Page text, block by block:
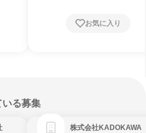
お気に入り
いる募集
株式会社KADOKAWA